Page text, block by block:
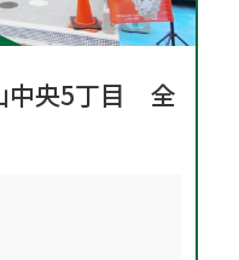
中央5丁目 全